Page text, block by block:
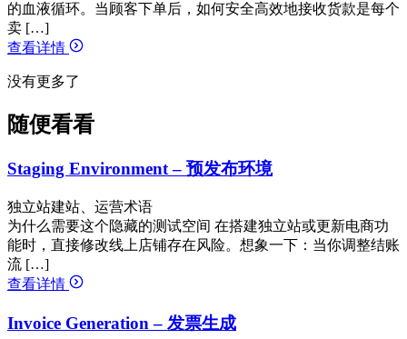
的血液循环。当顾客下单后，如何安全高效地接收货款是每个
卖 […]
查看详情
没有更多了
随便看看
Staging Environment – 预发布环境
独立站建站、运营术语
为什么需要这个隐藏的测试空间 在搭建独立站或更新电商功
能时，直接修改线上店铺存在风险。想象一下：当你调整结账
流 […]
查看详情
Invoice Generation – 发票生成